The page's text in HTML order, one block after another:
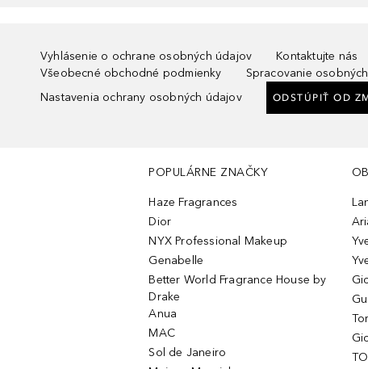
Vyhlásenie o ochrane osobných údajov Kontaktujte nás
Všeobecné obchodné podmienky
Spracovanie
Nastavenia ochrany osobných údajov
ODSTÚPIŤ OD
POPULÁRNE ZNAČKY
Haze Fragrances
Dior
NYX Professional Makeup
Genabelle
Better World Fragrance House by
Drake
Anua
MAC
Sol de Janeiro